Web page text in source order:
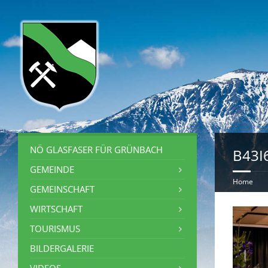
Home
NÖ GLASFASER FÜR GRÜNBACH
GEMEINDE
GEMEINSCHAFT
WIRTSCHAFT
TOURISMUS
BILDERGALERIE